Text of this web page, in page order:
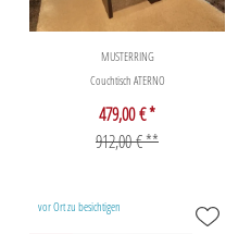
MUSTERRING
Couchtisch ATERNO
479,00 € *
912,00 € **
vor Ort zu besichtigen